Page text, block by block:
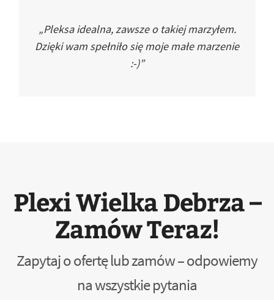
„Pleksa idealna, zawsze o takiej marzyłem.
Dzięki wam spełniło się moje małe marzenie
:-)”
Plexi Wielka Debrza –
Zamów Teraz!
Zapytaj o ofertę lub zamów – odpowiemy
na wszystkie pytania